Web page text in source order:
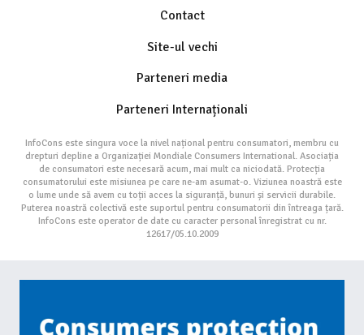
Contact
Site-ul vechi
Parteneri media
Parteneri Internaționali
InfoCons este singura voce la nivel național pentru consumatori, membru cu
drepturi depline a Organizației Mondiale Consumers International. Asociația
de consumatori este necesară acum, mai mult ca niciodată. Protecția
consumatorului este misiunea pe care ne-am asumat-o. Viziunea noastră este
o lume unde să avem cu toții acces la siguranță, bunuri și servicii durabile.
Puterea noastră colectivă este suportul pentru consumatorii din întreaga țară.
InfoCons este operator de date cu caracter personal înregistrat cu nr.
12617/05.10.2009